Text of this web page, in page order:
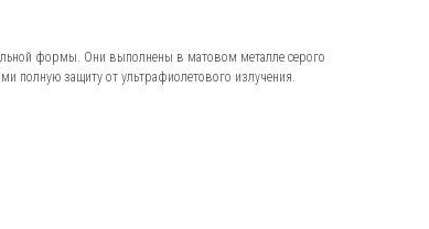
формы. Они выполнены в матовом металле серого
полную защиту от ультрафиолетового излучения.